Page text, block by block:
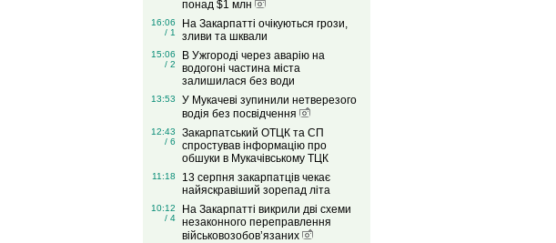
понад $1 млн
16:06
/ 1
На Закарпатті очікуються грози,
зливи та шквали
15:06
/ 2
В Ужгороді через аварію на
водогоні частина міста
залишилася без води
13:53
У Мукачеві зупинили нетверезого
водія без посвідчення
12:43
/ 6
Закарпатський ОТЦК та СП
спростував інформацію про
обшуки в Мукачівському ТЦК
11:18
13 серпня закарпатців чекає
найяскравіший зорепад літа
10:12
/ 4
На Закарпатті викрили дві схеми
незаконного переправлення
військовозобов’язаних